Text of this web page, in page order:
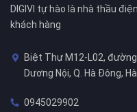
DIGIVI tự hào là nhà thầu
khách hàng
Biệt Thự M12-L02, đường
Dương Nội, Q. Hà Đông,
0945029902